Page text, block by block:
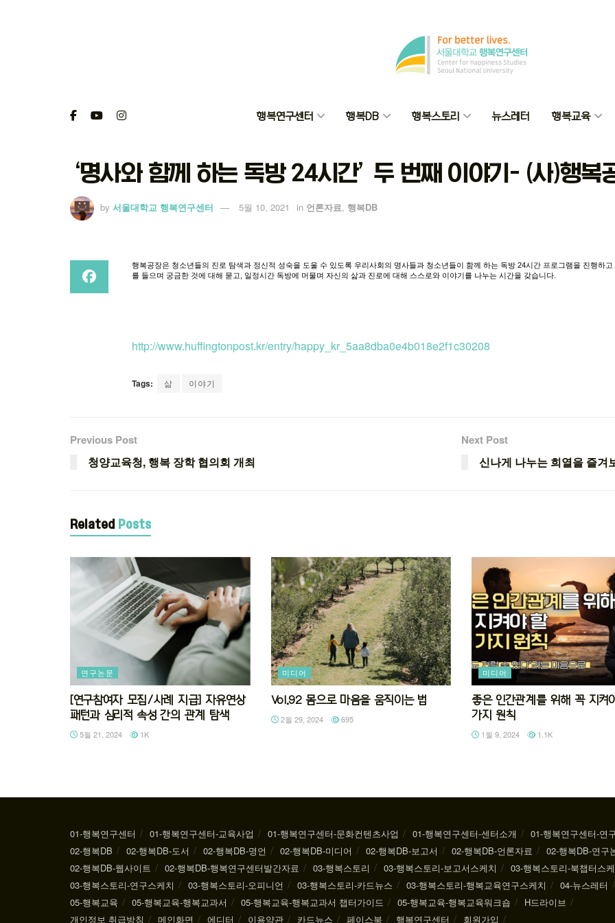
행복연구센터 행복DB 행복스토리 뉴스레터 행복교육
‘명사와 함께 하는 독방 24시간’ 두 번째 이야기- (사)행복
by 서울대학교 행복연구센터 5월 10, 2021 in 언론자료, 행복DB
행복공장은 청소년들의 진로 탐색과 정신적 성숙을 도울 수 있도록 우리사회의 명사들과 청소년들이 함께 하는 독방 24시간 프로그램을 진행하고
를 들으며 궁금한 것에 대해 묻고 일정시간 독방에 머물며 자신의 삶과 진로에 대해 스스로와 이야기를 나누는 시간을 갖습니다
http://www.huffingtonpost.kr/entry/happy_kr_5aa8dba0e4b018e2f1c30208
Tags: 삶 이야기
Previous Post
청양교육청, 행복 장학 협의회 개최
Next Post
신나게 나누는 희열을 즐겨
Related Posts
연구논문
[연구참여자 모집/사례 지급] 자유연상
패턴과 심리적 속성 간의 관계 탐색
5월 21, 2024
1K
미디어
Vol.92 몸으로 마음을 움직이는 법
2월 29, 2024
695
미디어
좋은 인간관계를 위해 꼭 지켜
가지 원칙
1월 9, 2024
1.1K
01-행복연구센터 01-행복연구센터-교육사업 01-행복연구센터-문화컨텐츠사업 01-행복연구센터-센터소개
01-행복연구센터-연
02-행복DB
02-행복DB-도서 02-행복DB-명언 02-행복DB-미디어 02-행복DB-보고서 02-행복DB-언론자료
02-행복DB-연구
02-행복DB-웹사이트
02-행복DB-행복연구센터발간자료 03-행복스토리 03-행복스토리-보고서스케치
03-행복스토리-북챕터스
03-행복스토리-연구스케치
03-행복스토리-오피니언 03-행복스토리-카드뉴스 03-행복스토리-행복교육연구스케치
04-뉴스레터
05-행복교육
05-행복교육-행복교과서 05-행복교육-행복교과서 챕터가이드 05-행복교육-행복교육워크숍
H드라이브
개인정보 취급방침
메인화면 에디터 이용약관 카드뉴스 페이스북 행복연구센터 회원가입